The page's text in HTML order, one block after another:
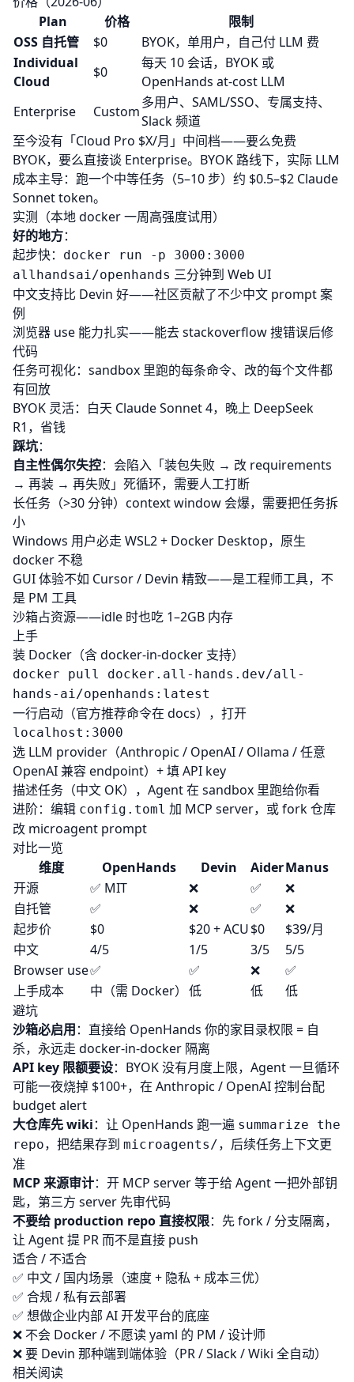
Plan
价格
限制
OSS 自托管
$0
BYOK，单用户，自己付 LLM 费
Individual
Cloud
$0
每天 10 会话，BYOK 或
OpenHands at-cost LLM
Enterprise
Custom
多用户、SAML/SSO、专属支持、
Slack 频道
至今没有「Cloud Pro $X/月」中间档——要么免费
BYOK，要么直接谈 Enterprise。BYOK 路线下，实际 LLM
成本主导：跑一个中等任务（5–10 步）约 $0.5–$2 Claude
Sonnet token。
实测（本地 docker 一周高强度试用）
好的地方：
起步快：
docker run -p 3000:3000
allhandsai/openhands 三分钟到 Web UI
中文支持比 Devin 好——社区贡献了不少中文 prompt 案
例
浏览器 use 能力扎实——能去 stackoverflow 搜错误后修
代码
任务可视化：sandbox 里跑的每条命令、改的每个文件都
有回放
BYOK 灵活：白天 Claude Sonnet 4，晚上 DeepSeek
R1，省钱
踩坑：
自主性偶尔失控：会陷入「装包失败 → 改 requirements
→ 再装 → 再失败」死循环，需要人工打断
长任务（>30 分钟）context window 会爆，需要把任务拆
小
Windows 用户必走 WSL2 + Docker Desktop，原生
docker 不稳
GUI 体验不如 Cursor / Devin 精致——是工程师工具，不
是 PM 工具
沙箱占资源——idle 时也吃 1–2GB 内存
上手
装 Docker（含 docker-in-docker 支持）
docker pull docker.all-hands.dev/all-
hands-ai/openhands:latest
一行启动（官方推荐命令在 docs），打开
localhost:3000
选 LLM provider（Anthropic / OpenAI / Ollama / 任意
OpenAI 兼容 endpoint）+ 填 API key
描述任务（中文 OK），Agent 在 sandbox 里跑给你看
进阶：编辑 config.toml 加 MCP server，或 fork 仓库
改 microagent prompt
对比一览
维度
OpenHands Devin AiderManus
开源
✅ MIT ❌ ✅
❌
自托管
✅ ❌ ✅
❌
起步价
$0 $20 + ACU$0
$39/月
中文
4/5 1/5 3/5
5/5
Browser use✅ ✅ ❌
✅
上手成本
中（需 Docker） 低 低
低
避坑
沙箱必启用：直接给 OpenHands 你的家目录权限 = 自
杀，永远走 docker-in-docker 隔离
API key 限额要设：BYOK 没有月度上限，Agent 一旦循环
可能一夜烧掉 $100+，在 Anthropic / OpenAI 控制台配
budget alert
大仓库先 wiki：让 OpenHands 跑一遍 summarize the
repo，把结果存到 microagents/，后续任务上下文更
准
MCP 来源审计：开 MCP server 等于给 Agent 一把外部钥
匙，第三方 server 先审代码
不要给 production repo 直接权限：先 fork / 分支隔离，
让 Agent 提 PR 而不是直接 push
适合 / 不适合
✅ 中文 / 国内场景（速度 + 隐私 + 成本三优）
✅ 合规 / 私有云部署
✅ 想做企业内部 AI 开发平台的底座
❌ 不会 Docker / 不愿读 yaml 的 PM / 设计师
❌ 要 Devin 那种端到端体验（PR / Slack / Wiki 全自动）
相关阅读